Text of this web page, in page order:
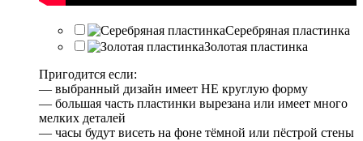
Серебряная пластинка
Золотая пластинка
Пригодится если:
— выбранный дизайн имеет НЕ круглую форму
— большая часть пластинки вырезана или имеет много
мелких деталей
— часы будут висеть на фоне тёмной или пёстрой стены